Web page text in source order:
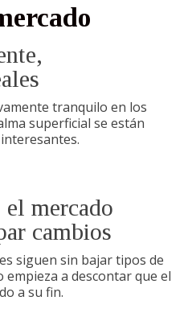
tranquilo en los
superficial se están
mercado
cambios
siguen sin bajar tipos de
a descontar que el
a su fin.